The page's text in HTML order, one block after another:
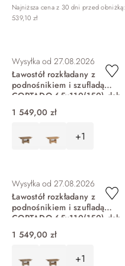
Najniższa cena z 30 dni przed obniżką:
539,10 zł
Wysyłka od 27.08.2026
Ławostół rozkładany z
podnośnikiem i szufladą
CORTADO 65x110(150) dąb
viking CRTT02
1 549,00 zł
+1
Wysyłka od 27.08.2026
Ławostół rozkładany z
podnośnikiem i szufladą
CORTADO 65x110(150) dąb
artisan CRTT02
1 549,00 zł
+1